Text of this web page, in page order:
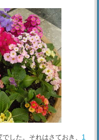
した。それはさておき、 1